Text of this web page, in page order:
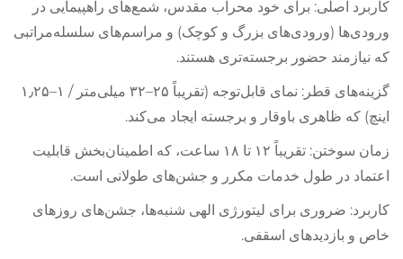
کاربرد اصلی: برای خود محراب مقدس، شمع‌های راهپیمایی در
ورودی‌ها (ورودی‌های بزرگ و کوچک) و مراسم‌های سلسله‌مراتبی
که نیازمند حضور برجسته‌تری هستند.
گزینه‌های قطر: نمای قابل‌توجه (تقریباً ۲۵–۳۲ میلی‌متر / ۱–۱٫۲۵
اینچ) که ظاهری باوقار و برجسته ایجاد می‌کند.
زمان سوختن: تقریباً ۱۲ تا ۱۸ ساعت، که اطمینان‌بخش قابلیت
اعتماد در طول خدمات مکرر و جشن‌های طولانی است.
کاربرد: ضروری برای لیتورژی الهی شنبه‌ها، جشن‌های روزهای
خاص و بازدیدهای اسقفی.